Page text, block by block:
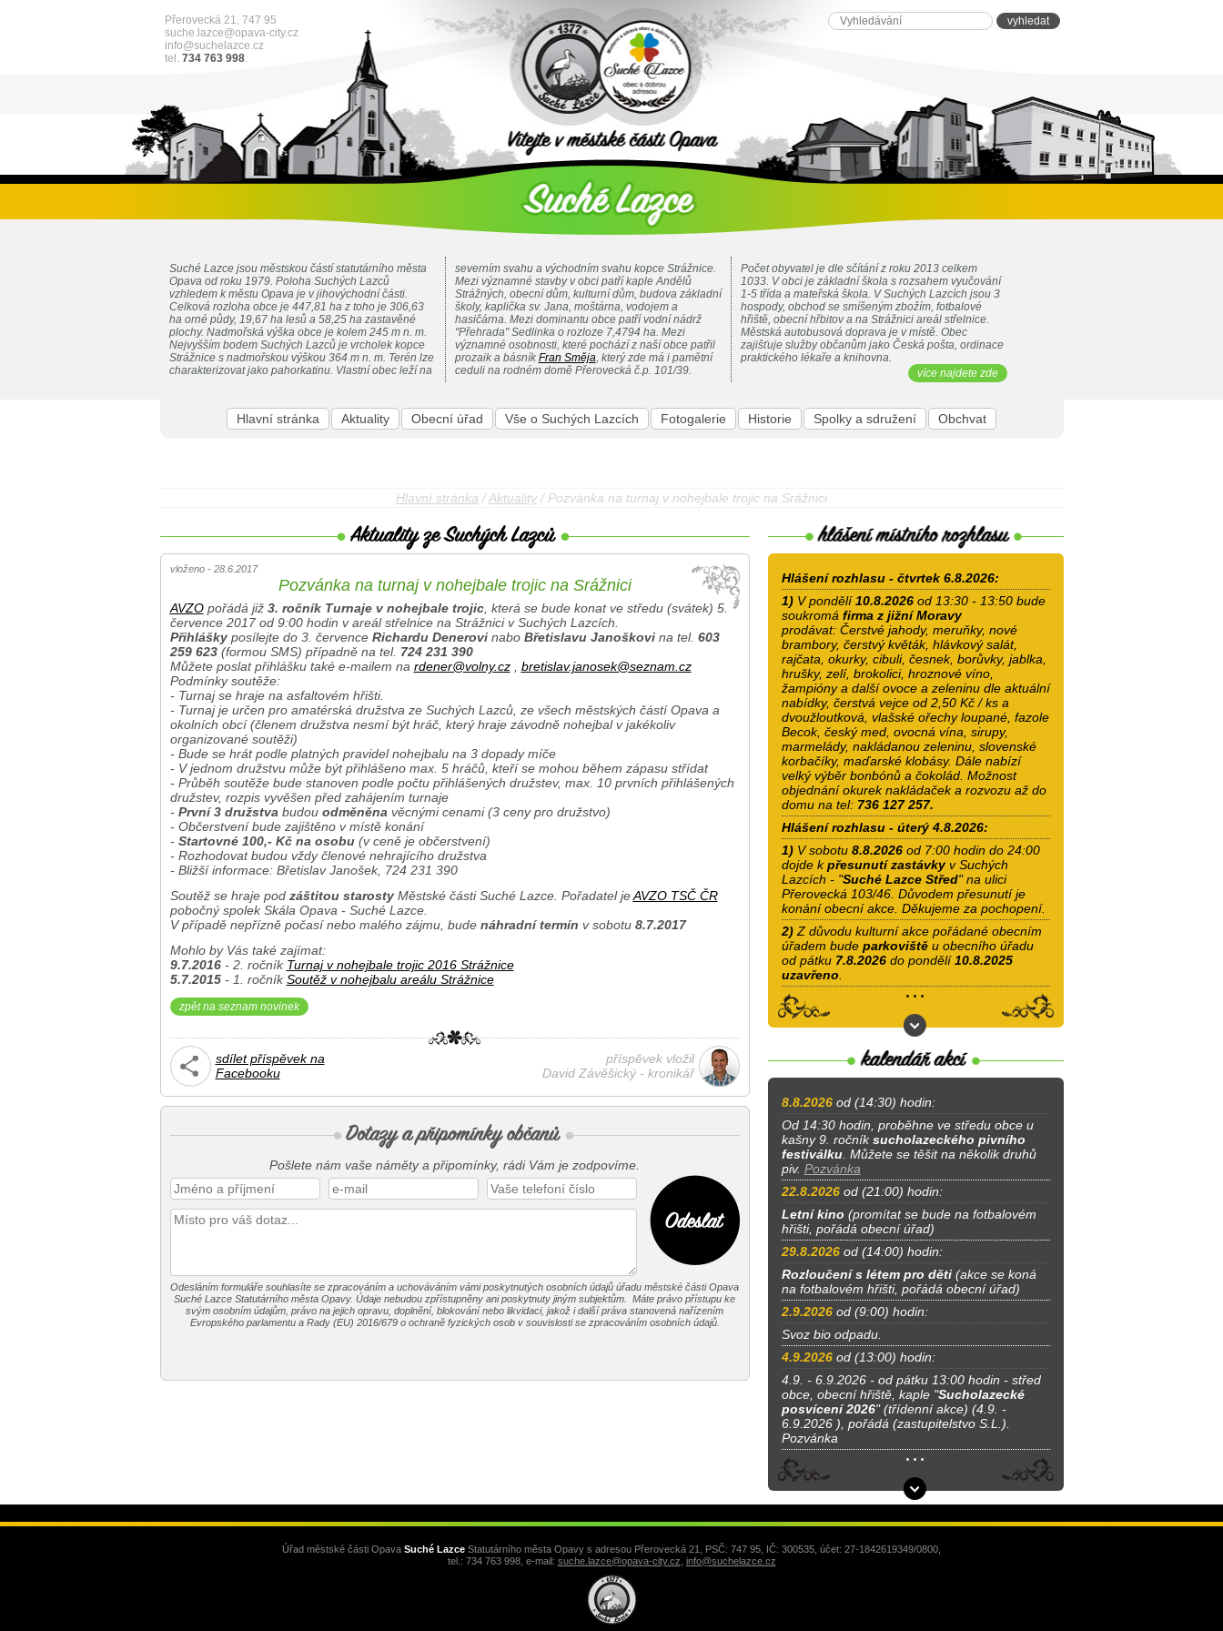
Přerovecká 21, 747 95
suche.lazce@opava-city.cz
info@suchelazce.cz
tel. 734 763 998.
Suché Lazce jsou městskou částí statutárního města
Opava od roku 1979. Poloha Suchých Lazců
vzhledem k městu Opava je v jihovýchodní části.
Celková rozloha obce je 447,81 ha z toho je 306,63
ha orné půdy, 19,67 ha lesů a 58,25 ha zastavěné
plochy. Nadmořská výška obce je kolem 245 m n. m.
Nejvyšším bodem Suchých Lazců je vrcholek kopce
Strážnice s nadmořskou výškou 364 m n. m. Terén lze
charakterizovat jako pahorkatinu. Vlastní obec leží na
severním svahu a východním svahu kopce Strážnice.
Mezi významné stavby v obci patří kaple Andělů
Strážných, obecní dům, kulturní dům, budova základní
školy, kaplička sv. Jana, moštárna, vodojem a
hasičárna. Mezi dominantu obce patří vodní nádrž
"Přehrada" Sedlinka o rozloze 7,4794 ha. Mezi
významné osobnosti, které pochází z naší obce patřil
prozaik a básník Fran Směja, který zde má i pamětní
ceduli na rodném domě Přerovecká č.p. 101/39.
Počet obyvatel je dle sčítání z roku 2013 celkem
1033. V obci je základní škola s rozsahem vyučování
1-5 třída a mateřská škola. V Suchých Lazcích jsou 3
hospody, obchod se smíšeným zbožím, fotbalové
hřiště, obecní hřbitov a na Strážnici areál střelnice.
Městská autobusová doprava je v místě. Obec
zajišťuje služby občanům jako Česká pošta, ordinace
praktického lékaře a knihovna.
více najdete zde
Hlavní stránka Aktuality Obecní úřad Vše o Suchých Lazcích Fotogalerie Historie Spolky a sdružení Obchvat
Hlavní stránka /Aktuality / Pozvánka na turnaj v nohejbale trojic na Srážnici
vloženo - 28.6.2017
Pozvánka na turnaj v nohejbale trojic na Srážnici
AVZOpořádá již 3. ročník Turnaje v nohejbale trojic, která se bude konat ve středu (svátek) 5.
července 2017 od 9:00 hodin v areál střelnice na Strážnici v Suchých Lazcích.
Přihláškyposílejte do 3. července Richardu Denerovinabo Břetislavu Janoškovina tel. 603
259 623(formou SMS) případně na tel. 724 231 390
Můžete poslat přihlášku také e-mailem na rdener@volny.cz, bretislav.janosek@seznam.cz
Podmínky soutěže:
- Turnaj se hraje na asfaltovém hřišti.
- Turnaj je určen pro amatérská družstva ze Suchých Lazců, ze všech městských částí Opava a
okolních obcí (členem družstva nesmí být hráč, který hraje závodně nohejbal v jakékoliv
organizované soutěži)
- Bude se hrát podle platných pravidel nohejbalu na 3 dopady míče
- V jednom družstvu může být přihlášeno max. 5 hráčů, kteří se mohou během zápasu střídat
- Průběh soutěže bude stanoven podle počtu přihlášených družstev, max. 10 prvních přihlášených
družstev, rozpis vyvěšen před zahájením turnaje
- První 3 družstva budou odměněna věcnými cenami (3 ceny pro družstvo)
- Občerstvení bude zajištěno v místě konání
- Startovné 100,- Kč na osobu(v ceně je občerstvení)
- Rozhodovat budou vždy členové nehrajícího družstva
- Bližší informace: Břetislav Janošek, 724 231 390
Soutěž se hraje pod záštitou starostyMěstské části Suché Lazce. Pořadatel jeAVZO TSČ ČR
pobočný spolek Skála Opava - Suché Lazce.
V případě nepřízně počasí nebo malého zájmu, bude náhradní termín v sobotu8.7.2017
Mohlo by Vás také zajímat:
9.7.2016- 2. ročník Turnaj v nohejbale trojic 2016 Strážnice
5.7.2015- 1. ročníkSoutěž v nohejbalu areálu Strážnice
zpět na seznam novinek
sdílet příspěvek na
Facebooku
příspěvek vložil
David Závěšický - kronikář
Pošlete nám vaše náměty a připomínky, rádi Vám je zodpovíme.
Odesláním formuláře souhlasíte se zpracováním a uchováváním vámi poskytnutých osobních údajů úřadu městské části Opava
Suché Lazce Statutárního města Opavy. Údaje nebudou zpřístupněny ani poskytnuty jiným subjektům. Máte právo přístupu ke
svým osobním údajům, právo na jejich opravu, doplnění, blokování nebo likvidaci, jakož i další práva stanovená nařízením
Evropského parlamentu a Rady (EU) 2016/679 o ochraně fyzických osob v souvislosti se zpracováním osobních údajů.
Hlášení rozhlasu - čtvrtek 6.8.2026:
1)V pondělí10.8.2026od 13:30 - 13:50 bude
soukromá firma z jižní Moravy
prodávat: Čerstvé jahody, meruňky, nové
brambory, čerstvý květák, hlávkový salát,
rajčata, okurky, cibuli, česnek, borůvky, jablka,
hrušky, zelí, brokolici, hroznové víno,
žampióny a další ovoce a zeleninu dle aktuální
nabídky, čerstvá vejce od 2,50 Kč / ks a
dvoužloutková, vlašské ořechy loupané, fazole
Becok, český med, ovocná vína, sirupy,
marmelády, nakládanou zeleninu, slovenské
korbačíky, maďarské klobásy. Dále nabízí
velký výběr bonbónů a čokolád. Možnost
objednání okurek nakládaček a rozvozu až do
domu na tel: 736 127 257.
Hlášení rozhlasu - úterý 4.8.2026:
1)V sobotu8.8.2026od 7:00 hodin do 24:00
dojde kpřesunutí zastávkyv Suchých
Lazcích - "Suché Lazce Střed" na ulici
Přerovecká 103/46. Důvodem přesunutí je
konání obecní akce. Děkujeme za pochopení.
2)Z důvodu kulturní akce pořádané obecním
úřadem bude parkovištěu obecního úřadu
od pátku7.8.2026do pondělí10.8.2025
uzavřeno
8.8.2026od (14:30) hodin:
Od 14:30 hodin, proběhne ve středu obce u
kašny 9. ročníksucholazeckého pivního
festiválku. Můžete se těšit na několik druhů
piv. Pozvánka
22.8.2026od (21:00) hodin:
Letní kino (promítat se bude na fotbalovém
hřišti, pořádá obecní úřad)
29.8.2026od (14:00) hodin:
Rozloučení s létem pro děti(akce se koná
na fotbalovém hřišti, pořádá obecní úřad)
2.9.2026od (9:00) hodin:
Svoz bio odpadu.
4.9.2026od (13:00) hodin:
4.9. - 6.9.2026 - od pátku 13:00 hodin - střed
obce, obecní hřiště, kaple "Sucholazecké
posvícení 2026" (třídenní akce) (4.9. -
6.9.2026 ), pořádá (zastupitelstvo S.L.).
Pozvánka
Úřad městské části Opava Suché Lazce Statutárního města Opavy s adresou Přerovecká 21, PSČ: 747 95, IČ: 300535, účet: 27-1842619349/0800,
tel.: 734 763 998, e-mail: suche.lazce@opava-city.cz info@suchelazce.cz